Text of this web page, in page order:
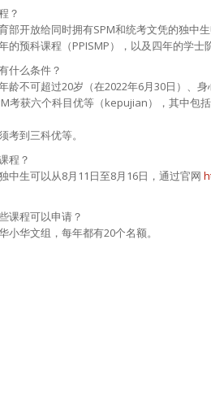
？
部开放给同时拥有SPM和统考文凭的独中
的预科课程（PPISMP），以及四年的学士
什么条件？
龄不可超过20岁（在2022年6月30日）、
考获六个科目优等（kepujian），其中包
考到三科优等。
程？
中生可以从8月11日至8月16日，通过官网
课程可以申请？
华文组，每年都有20个名额。